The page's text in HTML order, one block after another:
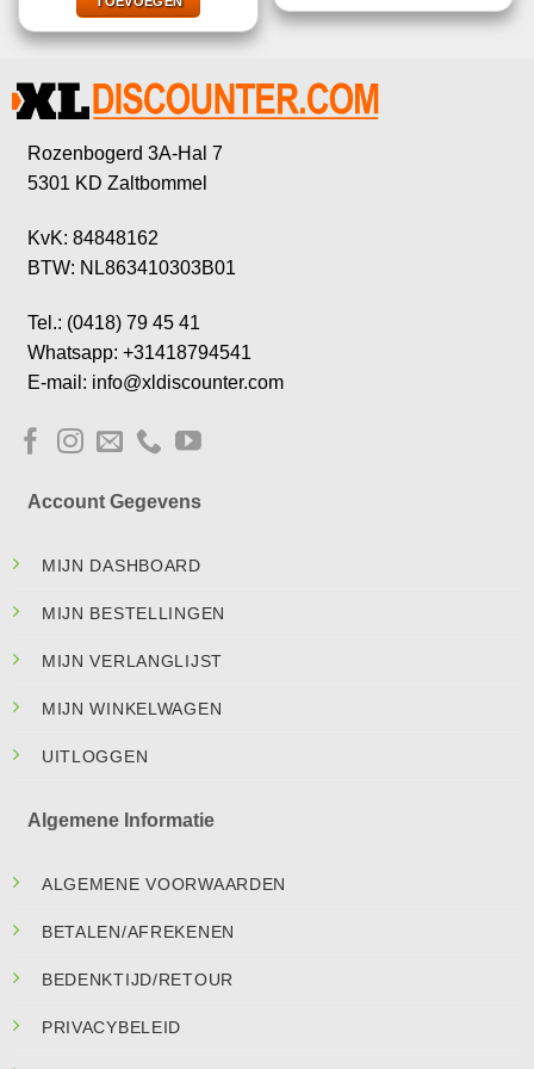
Rozenbogerd 3A-Hal 7
5301 KD Zaltbommel
KvK: 84848162
BTW: NL863410303B01
Tel.: (0418) 79 45 41
Whatsapp: +31418794541
E-mail: info@xldiscounter.com
Account Gegevens
MIJN DASHBOARD
MIJN BESTELLINGEN
MIJN VERLANGLIJST
MIJN WINKELWAGEN
UITLOGGEN
Algemene Informatie
ALGEMENE VOORWAARDEN
BETALEN/AFREKENEN
BEDENKTIJD/RETOUR
PRIVACYBELEID